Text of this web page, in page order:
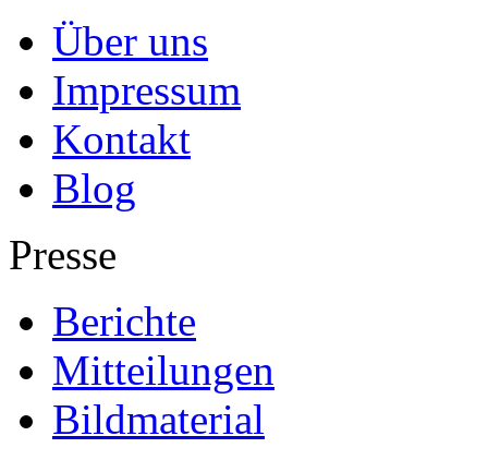
Über uns
Impressum
Kontakt
Blog
Presse
Berichte
Mitteilungen
Bildmaterial